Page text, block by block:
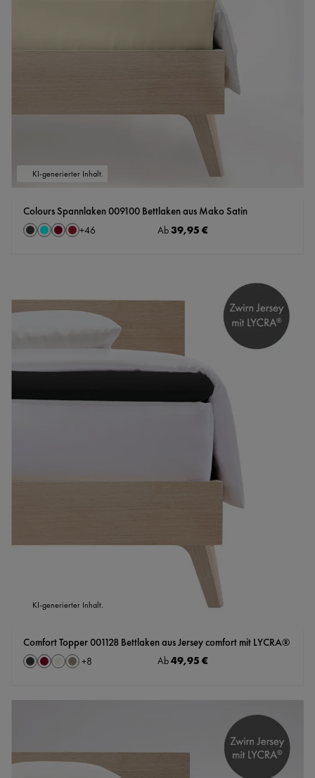
KI-generierter Inhalt.
Colours Spannlaken 009100 Bettlaken aus Mako Satin
Farbeauswählen
Anthrazit
AquaBordeaux
Cassis
+46 Regulärer Preis:
Ab39,95 €
KI-generierter Inhalt.
Comfort Topper 001128 Bettlaken aus Jersey comfort mit LYCRA®
Farbeauswählen
Anthrazit
Bordeaux
NaturSteingrau
+8 Regulärer Preis:
Ab49,95 €